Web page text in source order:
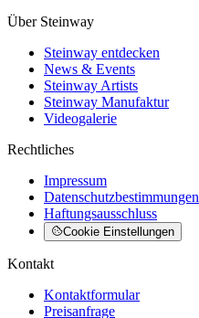
Über Steinway
Steinway entdecken
News & Events
Steinway Artists
Steinway Manufaktur
Videogalerie
Rechtliches
Impressum
Datenschutzbestimmungen
Haftungsausschluss
Cookie Einstellungen
Kontakt
Kontaktformular
Preisanfrage